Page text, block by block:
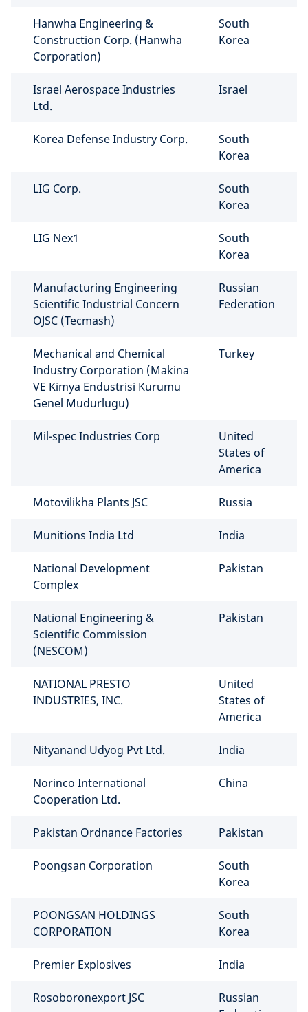
Hanwha Engineering &
Construction Corp. (Hanwha
Corporation)
South
Korea
Israel Aerospace Industries
Ltd.
Israel
Korea Defense Industry Corp.
South
Korea
LIG Corp.
South
Korea
LIG Nex1
South
Korea
Manufacturing Engineering
Scientific Industrial Concern
OJSC (Tecmash)
Russian
Federation
Mechanical and Chemical
Industry Corporation (Makina
VE Kimya Endustrisi Kurumu
Genel Mudurlugu)
Turkey
Mil-spec Industries Corp
United
States of
America
Motovilikha Plants JSC Russia
Munitions India Ltd India
National Development
Complex
Pakistan
National Engineering &
Scientific Commission
(NESCOM)
Pakistan
NATIONAL PRESTO
INDUSTRIES, INC.
United
States of
America
Nityanand Udyog Pvt Ltd. India
Norinco International
Cooperation Ltd.
China
Pakistan Ordnance Factories Pakistan
Poongsan Corporation
South
Korea
POONGSAN HOLDINGS
CORPORATION
South
Korea
Premier Explosives India
Rosoboronexport JSC
Russian